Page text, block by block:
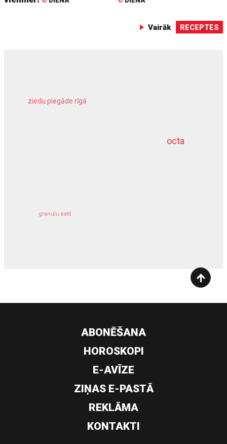
Vairāk RECEPTES
octa
ziedu piegāde rīgā
granulu katli
dziļurbums
ABONĒŠANA
HOROSKOPI
E-AVĪZE
ZIŅAS E-PASTĀ
REKLĀMA
KONTAKTI